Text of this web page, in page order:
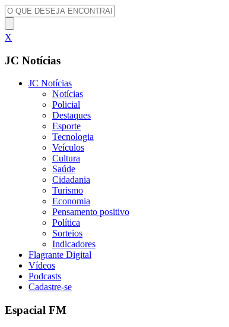
X
JC Notícias
JC Notícias
Notícias
Policial
Destaques
Esporte
Tecnologia
Veículos
Cultura
Saúde
Cidadania
Turismo
Economia
Pensamento positivo
Política
Sorteios
Indicadores
Flagrante Digital
Vídeos
Podcasts
Cadastre-se
Espacial FM